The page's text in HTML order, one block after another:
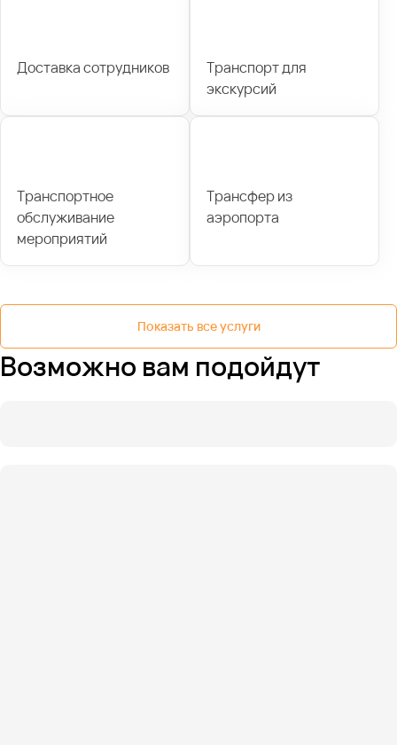
Доставка сотрудников
Транспорт для
экскурсий
Транспортное
обслуживание
мероприятий
Трансфер из
аэропорта
Показать все услуги
Возможно вам подойдут